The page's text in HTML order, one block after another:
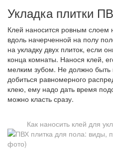
Укладка плитки
Клей наносится ровным слоем
вдоль начерченной на полу
на укладку двух плиток, если
конца комнаты. Нанося клей,
мелким зубом. Не должно
добиться равномерного
клею, ему надо дать время
можно класть сразу.
Как наносить клей для